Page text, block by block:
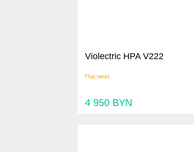
Violectric HPA V222
Под заказ
4 950 BYN